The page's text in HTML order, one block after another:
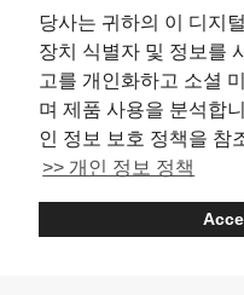
당사는 귀하의 이 디지
장치 식별자 및 정보를
고를 개인화하고 소셜
며 제품 사용을 분석합
인 정보 보호 정책을 참
>> 개인 정보 정책
오키나와를 대표하는 덮
Rice）』는 양이 푸짐하
오키나와 특산
있어 매력이 두 배